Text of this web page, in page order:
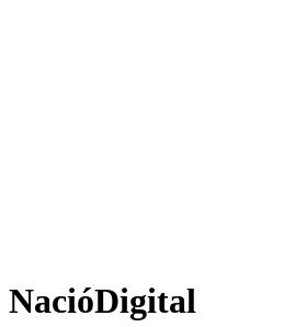
NacióDigital